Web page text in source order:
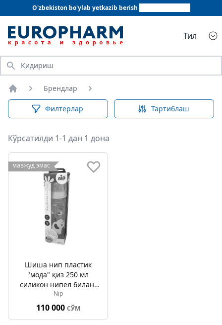
O'zbekiston bo'ylab yetkazib berish
Тил
Қидириш
Бош саҳифа
Брендлар
Филтерлар Тартиблаш
Кўрсатилди 1-1 дан 1 дона
мавжуд эмас
Шиша нип пластик
"мода" қиз 250 мл
силикон нипел билан,
ўлчами 1 0-6 ой (ўртача
оқим) M
Nip
110 000 СЎМ